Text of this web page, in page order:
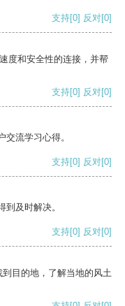
支持[0] 反对[0]
度和安全性的连接，并帮
支持[0] 反对[0]
流学习心得。
支持[0] 反对[0]
及时解决。
支持[0] 反对[0]
目的地，了解当地的风土